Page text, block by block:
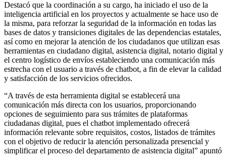
Destacó que la coordinación a su cargo, ha iniciado el uso de la
inteligencia artificial en los proyectos y actualmente se hace uso de
la misma, para reforzar la seguridad de la información en todas las
bases de datos y transiciones digitales de las dependencias estatales,
así como en mejorar la atención de los ciudadanos que utilizan esas
herramientas en ciudadano digital, asistencia digital, notario digital y
el centro logístico de envíos estableciendo una comunicación más
estrecha con el usuario a través de chatbot, a fin de elevar la calidad
y satisfacción de los servicios ofrecidos.
“A través de esta herramienta digital se establecerá una
comunicación más directa con los usuarios, proporcionando
opciones de seguimiento para sus trámites de plataformas
ciudadanas digital, pues el chatbot implementado ofrecerá
información relevante sobre requisitos, costos, listados de trámites
con el objetivo de reducir la atención personalizada presencial y
simplificar el proceso del departamento de asistencia digital” apuntó